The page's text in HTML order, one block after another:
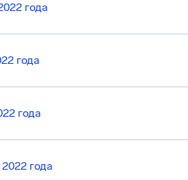
года
года
года
года